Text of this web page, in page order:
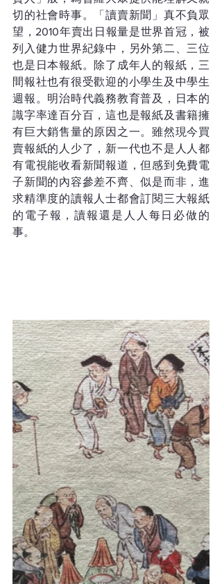
切的社會時事。「讀賣新聞」真不負眾
望，2010年賣出日報量是世界首冠，被
列入健力世界紀錄中，另外第二、三位
也是日本報紙。除了成年人的報紙，三
間報社也有很受歡迎的小學生及中學生
週報。明治時代義務教育普及，日本的
識字率達百分百，這也是報紙及書籍擁
有巨大銷售量的原因之一。雖然現今買
賣報紙的人少了，新一代也不是人人都
有電視能收看新聞報道，但感到免費電
子新聞的內容參差不齊、似是而非，進
求精準度的讀報人士都會訂閱三大報紙
的電子報，讀報還是人人每日必做的
事。